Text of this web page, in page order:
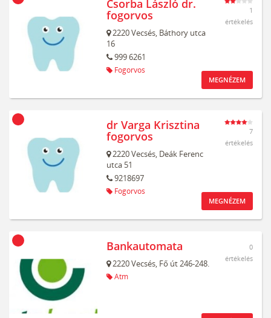
Csorba László dr.
fogorvos
2220Vecsés, Báthory utca
16
999 6261
Fogorvos
1
értékelés
MEGNÉZEM
dr Varga Krisztina
fogorvos
2220Vecsés, Deák Ferenc
utca 51
9218697
Fogorvos
7
értékelés
MEGNÉZEM
Bankautomata
2220Vecsés, Fő út 246-248.
Atm
0
értékelés